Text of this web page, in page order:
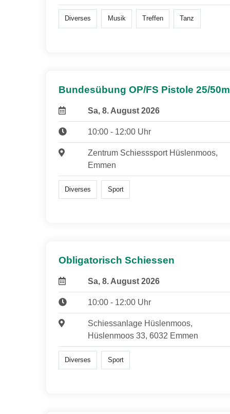
Diverses Musik Treffen Tanz
Bundesübung OP/FS Pistole 25/50m
Sa, 8. August 2026
10:00 - 12:00 Uhr
Zentrum Schiesssport Hüslenmoos,
Emmen
Diverses Sport
Obligatorisch Schiessen
Sa, 8. August 2026
10:00 - 12:00 Uhr
Schiessanlage Hüslenmoos,
Hüslenmoos 33, 6032 Emmen
Diverses Sport